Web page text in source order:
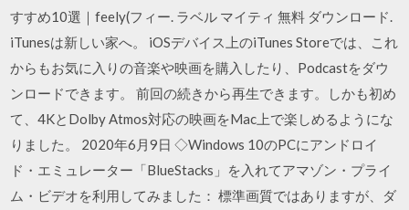
すすめ10選｜feely(フィー. ラベル マイティ 無料 ダウンロード.
iTunesは新しい家へ。 iOSデバイス上のiTunes Storeでは、これ
からもお気に入りの音楽や映画を購入したり、Podcastをダウ
ンロードできます。 前回の続きから再生できます。しかも初め
て、4KとDolby Atmos対応の映画をMac上で楽しめるようにな
りました。 2020年6月9日 ◇Windows 10のPCにアンドロイ
ド・エミュレーター「BlueStacks」を入れてアマゾン・プライ
ム・ビデオを利用してみました： 標準画質ではありますが、ダ